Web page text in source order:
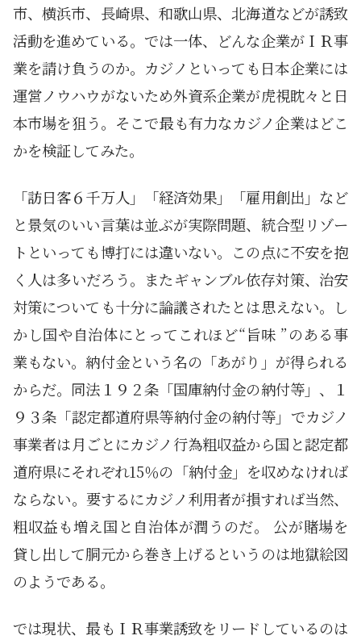
市、横浜市、長崎県、和歌山県、北海道などが誘致
活動を進めている。では一体、どんな企業がＩＲ事
業を請け負うのか。カジノといっても日本企業には
運営ノウハウがないため外資系企業が虎視眈々と日
本市場を狙う。そこで最も有力なカジノ企業はどこ
かを検証してみた。
「訪日客６千万人」「経済効果」「雇用創出」など
と景気のいい言葉は並ぶが実際問題、統合型リゾー
トといっても博打には違いない。この点に不安を抱
く人は多いだろう。またギャンブル依存対策、治安
対策についても十分に論議されたとは思えない。し
かし国や自治体にとってこれほど“旨味 ”のある事
業もない。納付金という名の「あがり」が得られる
からだ。同法１９２条「国庫納付金の納付等」、１
９３条「認定都道府県等納付金の納付等」でカジノ
事業者は月ごとにカジノ行為粗収益から国と認定都
道府県にそれぞれ15％の「納付金」を収めなければ
ならない。要するにカジノ利用者が損すれば当然、
粗収益も増え国と自治体が潤うのだ。 公が賭場を
貸し出して胴元から巻き上げるというのは地獄絵図
のようである。
では現状、最もＩＲ事業誘致をリードしているのは